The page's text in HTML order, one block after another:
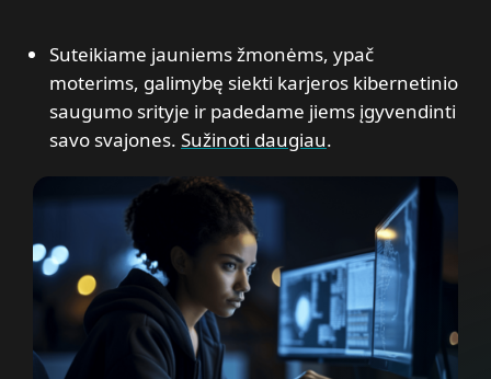
Suteikiame jauniems žmonėms, ypač
moterims, galimybę siekti karjeros kibernetinio
saugumo srityje ir padedame jiems įgyvendinti
savo svajones. Sužinoti daugiau.